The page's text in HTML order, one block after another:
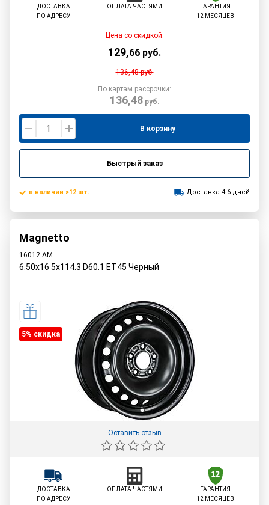
ДОСТАВКА
ПО АДРЕСУ
ОПЛАТА ЧАСТЯМИ
ГАРАНТИЯ
12 МЕСЯЦЕВ
Цена со скидкой:
129,66 руб.
136,48руб.
По картам рассрочки:
136,48руб.
В корзину
Быстрый заказ
в наличии >12 шт. Доставка 4-6 дней
Magnetto
16012 AM
6.50x16 5x114.3 D60.1 ET45 Черный
5% cкидка
Оставить отзыв
ДОСТАВКА
ПО АДРЕСУ
ОПЛАТА ЧАСТЯМИ
ГАРАНТИЯ
12 МЕСЯЦЕВ